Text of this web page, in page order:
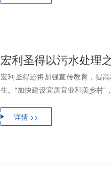
宏利圣得以污水处理
宏利圣得还将加强宣传教育，提
生。“加快建设宜居宜业和美乡村
详情 >>